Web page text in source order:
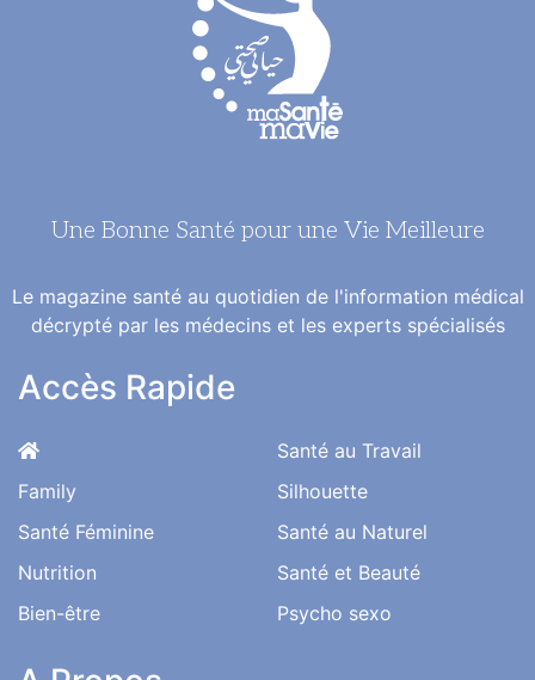
Une Bonne Santé pour une Vie Meilleure
Le magazine santé au quotidien de l'information médical
décrypté par les médecins et les experts spécialisés
Accès Rapide
Family
Santé Féminine
Nutrition
Bien-être
Santé au Travail
Silhouette
Santé au Naturel
Santé et Beauté
Psycho sexo